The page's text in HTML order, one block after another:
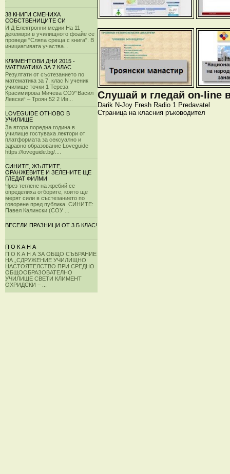
38 КНИГИ СМЕНИХА
СОБСТВЕНИЦИТЕ СИ
И Д Електронни медии На 11
декември в училищното фоайе се
проведе "Сляпа среща с книга". В
инициативата участва...
КЛИМЕНТОВИ ДНИ 2015 -
МАТЕМАТИКА ЗА 7 КЛАС
Резултати от състезанието по
математика за 7. клас N ученик
училище точки 1 Тереза
Красимирова Мичева СОУ“Васил
Левски“ – Троян 52 2 Ив...
LOVEGUIDE ОТНОВО В
УЧИЛИЩЕ
За втора поредна година в
училище гостуваха лектори от
платформата за сексуално и
здравно образование Loveguide
https://loveguide.bg/....
СИНИТЕ, ЖЪЛТИТЕ,
ОРАНЖЕВИТЕ И ЗЕЛЕНИТЕ ЩЕ
ГЛЕДАТ ФИЛМИ
Чрез теглене на жребий се
определиха отборите, които ще
мерят сили в състезанието по
говорене пред публика. СИНИТЕ:
Павел Калински (СОУ ...
ВЕСЕЛИ ПРАЗНИЦИ ОТ 3.Б КЛАС!
П О К А Н А
П О К А Н А ЗА ОБЩО СЪБРАНИЕ
НА „СДРУЖЕНИЕ УЧИЛИЩНО
НАСТОЯТЕЛСТВО ПРИ СРЕДНО
ОБЩООБРАЗОВАТЕЛНО
УЧИЛИЩЕ СВЕТИ КЛИМЕНТ
ОХРИДСКИ – ...
Слушай и гледай on-line
Darik N-Joy Fresh Radio 1 Predavatel
Страница на класния ръководител